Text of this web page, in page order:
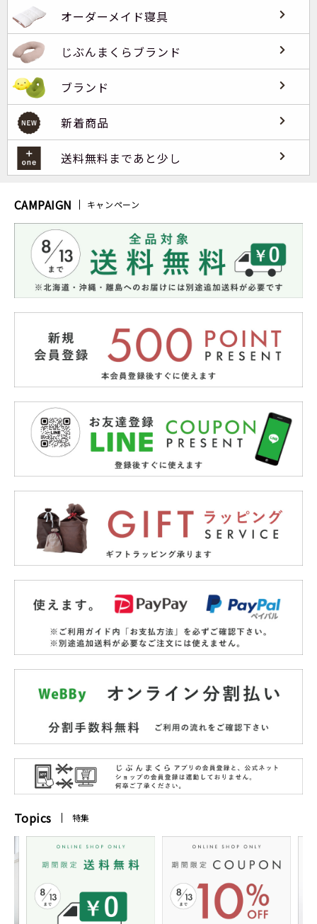
オーダーメイド寝具
じぶんまくらブランド
ブランド
新着商品
送料無料まであと少し
CAMPAIGN キャンペーン
Topics 特集